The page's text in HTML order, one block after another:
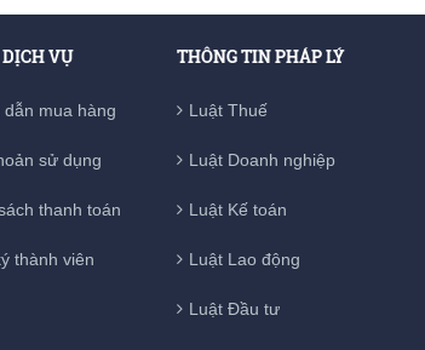
VỤ
mua hàng
sử dụng
thanh toán
thành viên
THÔNG TIN PHÁP LÝ
Luật Thuế
Luật Doanh nghiệp
Luật Kế toán
Luật Lao động
Luật Đầu tư